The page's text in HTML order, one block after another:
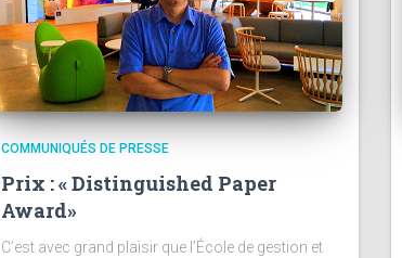
COMMUNIQUÉS DE PRESSE
Prix : « Distinguished Paper
Award»
C’est avec grand plaisir que l’École de gestion et